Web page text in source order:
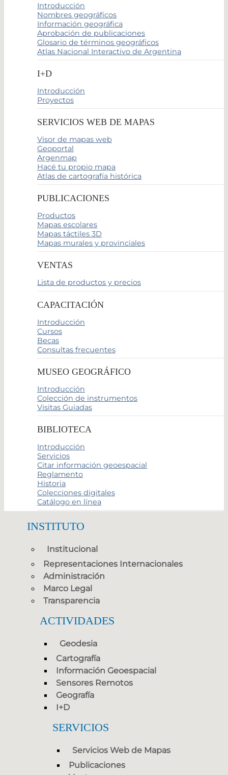
Introducción
Nombres geográficos
Información geográfica
Aprobación de publicaciones
Glosario de términos geográficos
Atlas Nacional Interactivo de Argentina
I+D
Introducción
Proyectos
SERVICIOS WEB DE MAPAS
Visor de mapas web
Geoportal
Argenmap
Hacé tu propio mapa
Atlas de cartografía histórica
PUBLICACIONES
Productos
Mapas escolares
Mapas táctiles 3D
Mapas murales y provinciales
VENTAS
Lista de productos y precios
CAPACITACIÓN
Introducción
Cursos
Becas
Consultas frecuentes
MUSEO GEOGRÁFICO
Introducción
Colección de instrumentos
Visitas Guiadas
BIBLIOTECA
Introducción
Servicios
Citar información geoespacial
Reglamento
Historia
Colecciones digitales
Catálogo en línea
INSTITUTO
Institucional
Representaciones Internacionales
Administración
Marco Legal
Transparencia
ACTIVIDADES
Geodesia
Cartografía
Información Geoespacial
Sensores Remotos
Geografía
I+D
SERVICIOS
Servicios Web de Mapas
Publicaciones